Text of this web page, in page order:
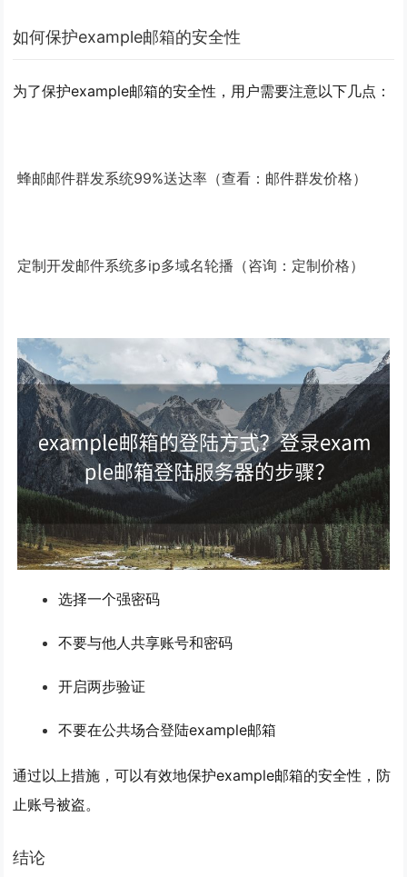
如何保护example邮箱的安全性
为了保护example邮箱的安全性，用户需要注意以下几点：
蜂邮邮件群发系统99%送达率（查看：邮件群发价格）
定制开发邮件系统多ip多域名轮播（咨询：定制价格）
选择一个强密码
不要与他人共享账号和密码
开启两步验证
不要在公共场合登陆example邮箱
通过以上措施，可以有效地保护example邮箱的安全性，防
止账号被盗。
结论